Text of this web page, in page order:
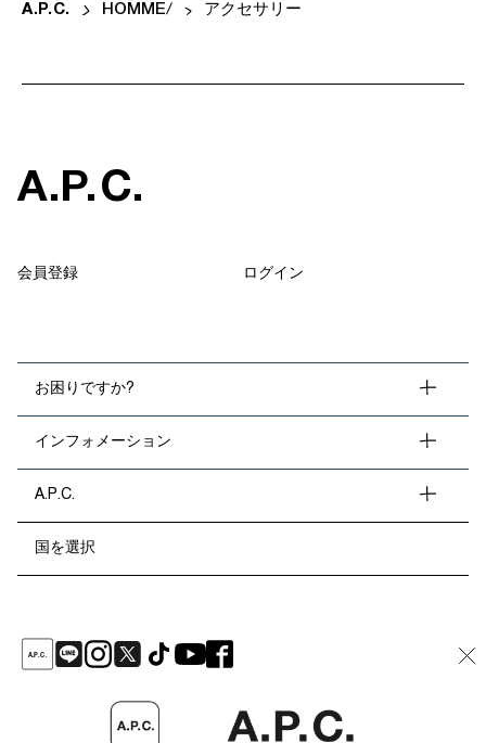
A. P. C. HOMME アクセサリー
A.P.C.
会員登録 ログイン
お困りですか?
インフォメーション
A.P.C.
国を選択
A P C
. .